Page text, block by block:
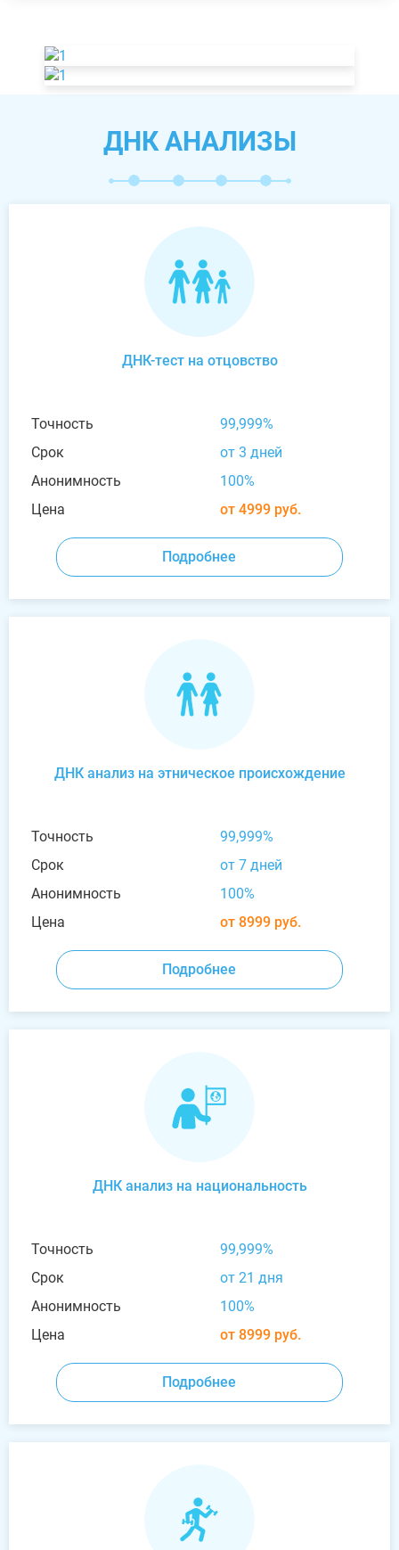
ДНК АНАЛИЗЫ
ДНК-тест на отцовство
Точность
99,999%
Срок
от 3 дней
Анонимность
100%
Цена
от 4999 руб.
Подробнее
ДНК анализ на этническое происхождение
Точность
99,999%
Срок
от 7 дней
Анонимность
100%
Цена
от 8999 руб.
Подробнее
ДНК анализ на национальность
Точность
99,999%
Срок
от 21 дня
Анонимность
100%
Цена
от 8999 руб.
Подробнее